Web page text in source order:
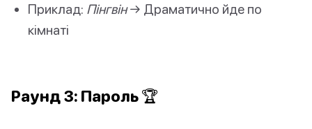
Приклад: Пінгвін→ Драматично йде по
кімнаті
Раунд 3: Пароль 🏆